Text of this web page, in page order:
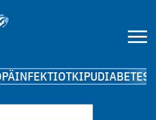
INFEKTIOTKIPUDIABETES